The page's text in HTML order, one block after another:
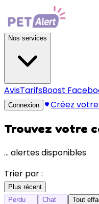
Nos services
AvisTarifsBoost
Connexion Créez
Trouvez votre
… alertes disponibles
Trier par :
Plus récent
Perdu
Chat Tout